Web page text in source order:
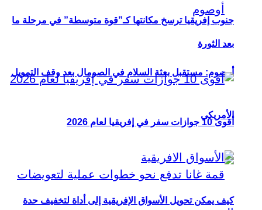
أوصوم: مستقبل بعثة السلام في الصومال بعد وقف التمويل
الأمريكي
جنوب إفريقيا ترسخ مكانتها كـ”قوة متوسطة” في مرحلة ما
بعد الثورة
أقوى 10 جوازات سفر في إفريقيا لعام 2026
كيف يمكن تحويل الأسواق الإفريقية إلى أداة لتخفيف حدة